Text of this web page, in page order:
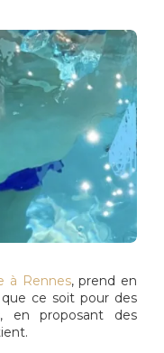
à Rennes, prend en
ce soit pour des
en proposant des